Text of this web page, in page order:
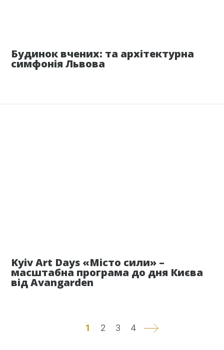
Будинок вчених: та архітектурна
симфонія Львова
Kyiv Art Days «Місто сили» –
масштабна програма до дня Києва
від Avangarden
1 2 3 4